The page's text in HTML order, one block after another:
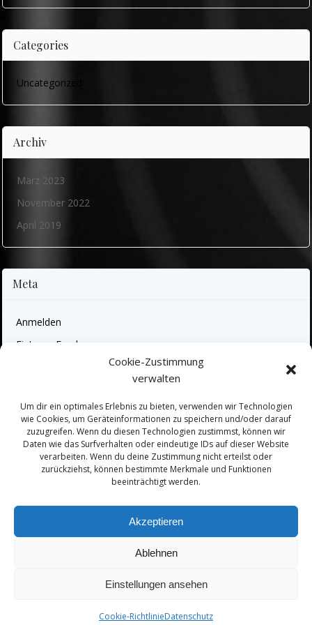
Cookie-Zustimmung
verwalten
Um dir ein optimales Erlebnis zu bieten, verwenden wir Technologien
wie Cookies, um Geräteinformationen zu speichern und/oder darauf
zuzugreifen. Wenn du diesen Technologien zustimmst, können wir
Daten wie das Surfverhalten oder eindeutige IDs auf dieser Website
verarbeiten. Wenn du deine Zustimmung nicht erteilst oder
zurückziehst, können bestimmte Merkmale und Funktionen
beeinträchtigt werden.
Akzeptieren
Ablehnen
Einstellungen ansehen
Cookie-RichtlinieDatenschutz
Categories
Uncategorized
Archiv
März 2023
November 2022
April 2019
Meta
Anmelden
Eintrags-Feed
Geronimo
© 2026 SSG-Geronimo. Created for free using
WordPress and
Kontakt Datenschutz